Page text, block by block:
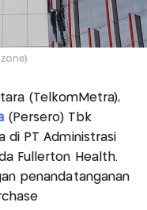
(TelkomMetra),
(Persero) Tbk
di PT Administrasi
Fullerton Health.
penandatanganan